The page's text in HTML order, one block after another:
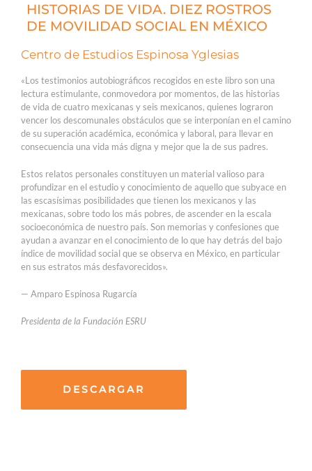
HISTORIAS DE VIDA. DIEZ ROSTROS
DE MOVILIDAD SOCIAL EN MÉXICO
Centro de Estudios Espinosa Yglesias
«Los testimonios autobiográficos recogidos en este libro son una
lectura estimulante, conmovedora por momentos, de las historias
de vida de cuatro mexicanas y seis mexicanos, quienes lograron
vencer los descomunales obstáculos que se interponían en el camino
de su superación académica, económica y laboral, para llevar en
consecuencia una vida más digna y mejor que la de sus padres.
Estos relatos personales constituyen un material valioso para
profundizar en el estudio y conocimiento de aquello que subyace en
las escasísimas posibilidades que tienen los mexicanos y las
mexicanas, sobre todo los más pobres, de ascender en la escala
socioeconómica de nuestro país. Son memorias y confesiones que
ayudan a avanzar en el conocimiento de lo que hay detrás del bajo
índice de movilidad social que se observa en México, en particular
en sus estratos más desfavorecidos».
— Amparo Espinosa Rugarcía
Presidenta de la Fundación ESRU
DESCARGAR